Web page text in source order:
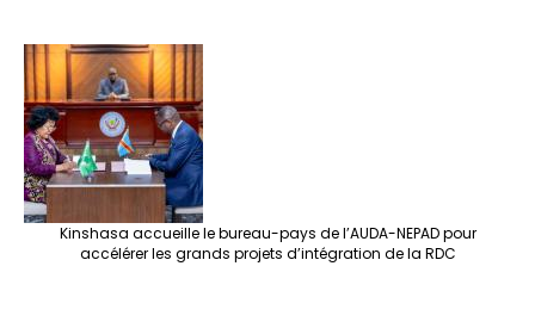
Kinshasa accueille le bureau-pays de l’AUDA-NEPAD pour
accélérer les grands projets d’intégration de la RDC